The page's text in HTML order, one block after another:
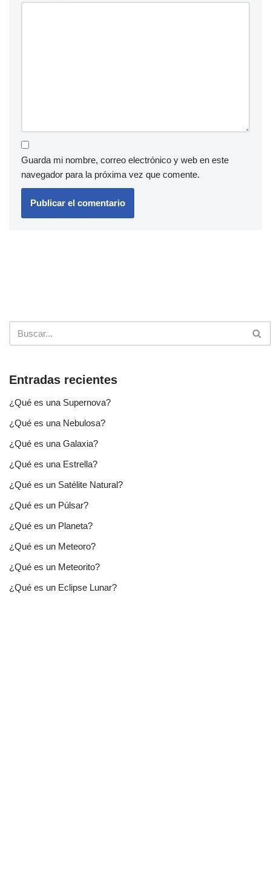
Guarda mi nombre, correo electrónico y web en este
navegador para la próxima vez que comente.
Entradas recientes
¿Qué es una Supernova?
¿Qué es una Nebulosa?
¿Qué es una Galaxia?
¿Qué es una Estrella?
¿Qué es un Satélite Natural?
¿Qué es un Púlsar?
¿Qué es un Planeta?
¿Qué es un Meteoro?
¿Qué es un Meteorito?
¿Qué es un Eclipse Lunar?